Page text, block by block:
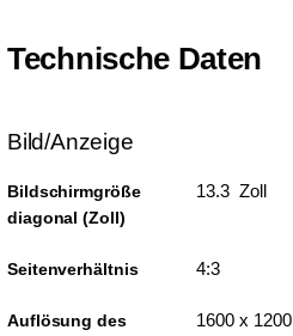
Technische Daten
Bild/Anzeige
Bildschirmgröße
diagonal (Zoll)
13.3 Zoll
Seitenverhältnis 4:3
Auflösung des 1600 x 1200